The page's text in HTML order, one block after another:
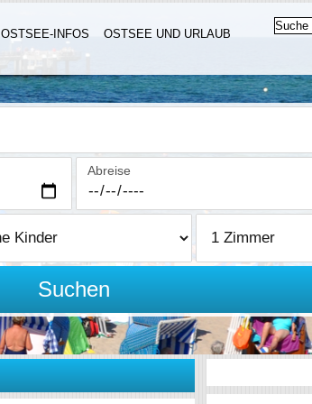
OSTSEE-INFOS
OSTSEE UND URLAUB
Abreise
Suchen